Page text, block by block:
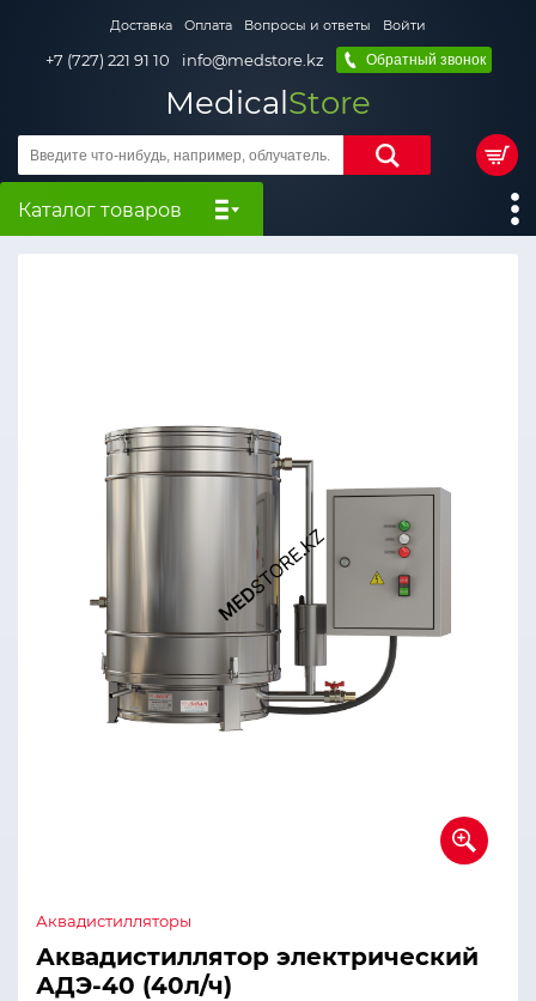
Доставка Оплата Вопросы и ответы Войти
+7 (727) 221 91 10 info@medstore.kz Обратный звонок
MedicalStore
Каталог товаров
Аквадистилляторы
Аквадистиллятор электрический
АДЭ-40 (40л/ч)